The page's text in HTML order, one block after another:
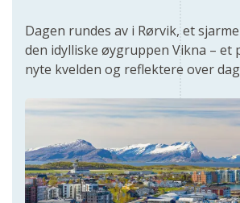
Dagen rundes av i Rørvik, et
den idylliske øygruppen Vikna – et
nyte kvelden og reflektere over